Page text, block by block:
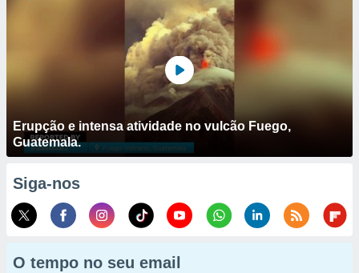
Erupção e intensa atividade no vulcão Fuego,
Guatemala.
Siga-nos
O tempo no seu email